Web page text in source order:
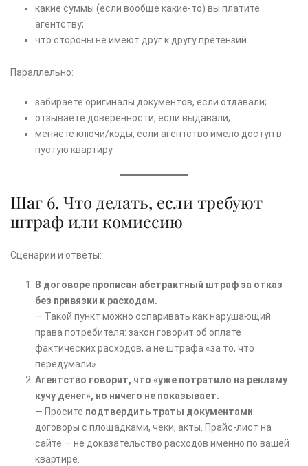
какие суммы (если вообще какие-то) вы платите
агентству;
что стороны не имеют друг к другу претензий.
Параллельно:
забираете оригиналы документов, если отдавали;
отзываетe доверенности, если выдавали;
меняете ключи/коды, если агентство имело доступ в
пустую квартиру.
Шаг 6. Что делать, если требуют
штраф или комиссию
Сценарии и ответы:
В договоре прописан абстрактный штраф за отказ
без привязки к расходам.
— Такой пункт можно оспаривать как нарушающий
права потребителя: закон говорит об оплате
фактических расходов, а не штрафа «за то, что
передумали».
Агентство говорит, что «уже потратило на рекламу
кучу денег», но ничего не показывает.
— Просите подтвердить траты документами:
договоры с площадками, чеки, акты. Прайс-лист на
сайте — не доказательство расходов именно по вашей
квартире.